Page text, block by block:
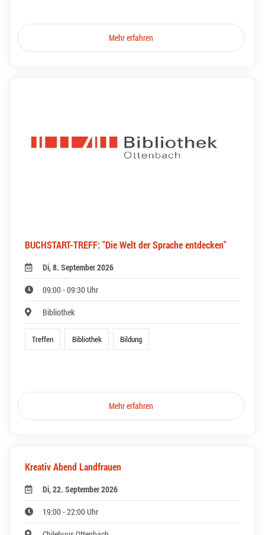
Mehr erfahren
BUCHSTART-TREFF: "Die Welt der Sprache entdecken"
Di, 8. September 2026
09:00 - 09:30 Uhr
Bibliothek
Treffen Bibliothek Bildung
Mehr erfahren
Kreativ Abend Landfrauen
Di, 22. September 2026
19:00 - 22:00 Uhr